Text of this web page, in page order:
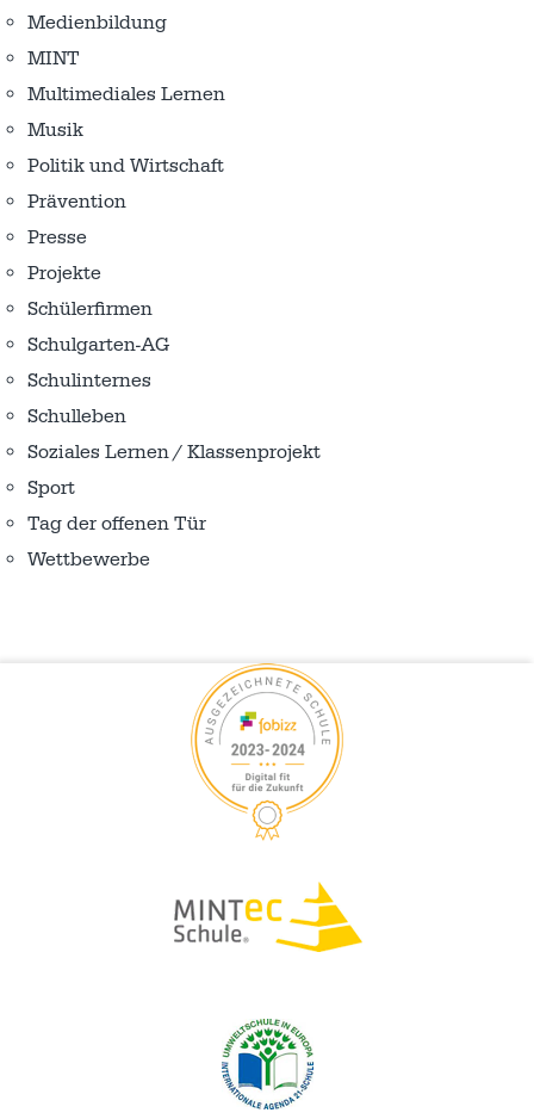
Medienbildung
MINT
Multimediales Lernen
Musik
Politik und Wirtschaft
Prävention
Presse
Projekte
Schülerfirmen
Schulgarten-AG
Schulinternes
Schulleben
Soziales Lernen / Klassenprojekt
Sport
Tag der offenen Tür
Wettbewerbe